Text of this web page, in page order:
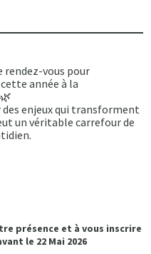
rendez-vous pour
année à la
enjeux qui transforment
un véritable carrefour de
présence et à vous inscrire
le 22 Mai 2026